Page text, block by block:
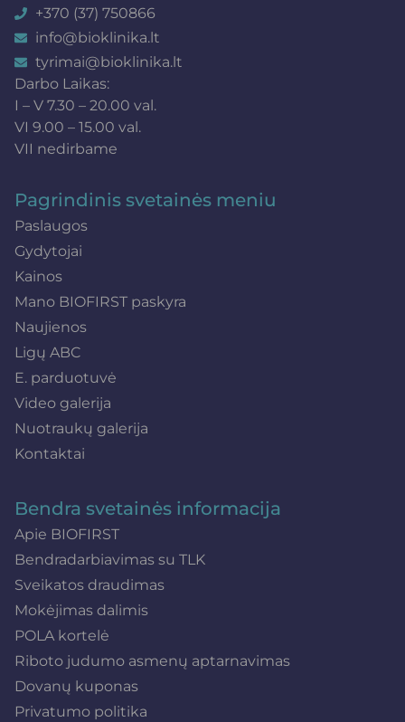
+370 (37) 750866
info@bioklinika.lt
tyrimai@bioklinika.lt
Darbo Laikas:
I – V 7.30 – 20.00 val.
VI 9.00 – 15.00 val.
VII nedirbame
Pagrindinis svetainės meniu
Paslaugos
Gydytojai
Kainos
Mano BIOFIRST paskyra
Naujienos
Ligų ABC
E. parduotuvė
Video galerija
Nuotraukų galerija
Kontaktai
Bendra svetainės informacija
Apie BIOFIRST
Bendradarbiavimas su TLK
Sveikatos draudimas
Mokėjimas dalimis
POLA kortelė
Riboto judumo asmenų aptarnavimas
Dovanų kuponas
Privatumo politika